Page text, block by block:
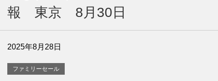
報 東京 8月30日
2025年8月28日
ファミリーセール